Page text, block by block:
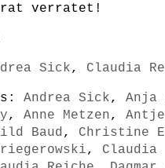
verratet!
Sick, Claudia
Andrea Sick, Anja
, Anne Metzen, Antje
Baud, Christine
, Claudia